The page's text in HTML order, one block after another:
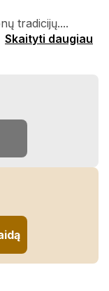
tradicijų....
Skaityti daugiau